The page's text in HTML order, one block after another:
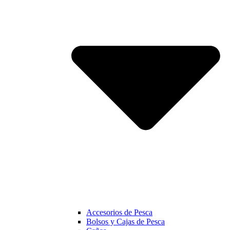
Accesorios de Pesca
Bolsos y Cajas de Pesca